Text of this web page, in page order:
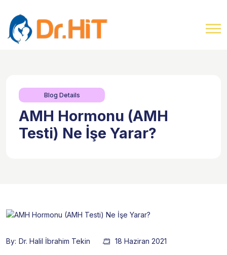
Blog Details
AMH Hormonu (AMH
Testi) Ne İşe Yarar?
By: Dr. Halil İbrahim Tekin 18 Haziran 2021